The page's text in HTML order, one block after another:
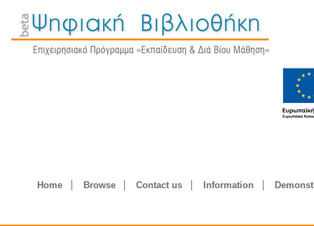
Home Browse Contact us Information